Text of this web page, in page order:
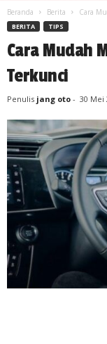
Beranda Berita Cara
BERITA TIPS
Cara Mudah
Terkunci
Penulis jang oto - 30 Mei